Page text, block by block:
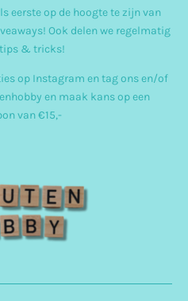
t
a
g
r
a
eerste op de hoogte te zijn van
Ook delen we regelmatig
& tricks!
op Instagram en tag ons en/of
en maak kans op een
van €15,-